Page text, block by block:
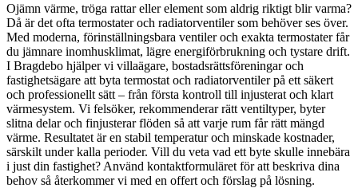
Ojämn värme, tröga rattar eller element som aldrig riktigt blir varma?
Då är det ofta termostater och radiatorventiler som behöver ses över.
Med moderna, förinställningsbara ventiler och exakta termostater får
du jämnare inomhusklimat, lägre energiförbrukning och tystare drift.
I Bragdebo hjälper vi villaägare, bostadsrättsföreningar och
fastighetsägare att byta termostat och radiatorventiler på ett säkert
och professionellt sätt – från första kontroll till injusterat och klart
värmesystem. Vi felsöker, rekommenderar rätt ventiltyper, byter
slitna delar och finjusterar flöden så att varje rum får rätt mängd
värme. Resultatet är en stabil temperatur och minskade kostnader,
särskilt under kalla perioder. Vill du veta vad ett byte skulle innebära
i just din fastighet? Använd kontaktformuläret för att beskriva dina
behov så återkommer vi med en offert och förslag på lösning.